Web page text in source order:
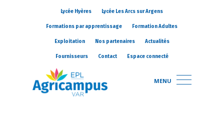
Lycée Hyères Lycée Les Arcs sur Argens
Formations par apprentissage Formation Adultes
Exploitation Nos partenaires Actualités
Fournisseurs Contact Espace connecté
MENU